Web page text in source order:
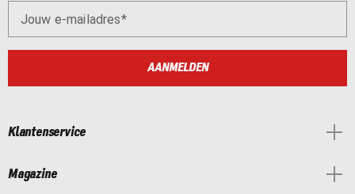
Jouw e-mailadres
AANMELDEN
Klantenservice
Magazine